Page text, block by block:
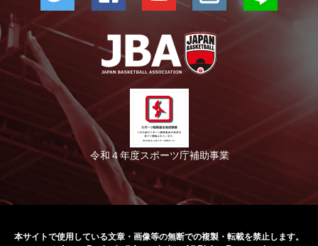
令和４年度スポーツ庁補助事業
本サイトで使用している文章・画像等の無断での複製・転載を禁止します。